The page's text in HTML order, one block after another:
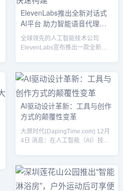
能产业以及大数据领域的布局，也
为各行各业的数字化转型提供了强
大助力。腾讯AI技术的新突破在此
的AI技术应用。其中，最为引人
注...
ElevenLabs推出全新对话式
AI平台 助力智能语音代理快
速构建
全球领先的人工智能技术公司
ElevenLabs宣布推出一款全新对
平台采用先进的自然语言处理和机
器学习技术，将极大提升客户服务
和企业效率，满足不同行业对智能
语音交互的多样化需求。随着人工
智能技术的迅猛发展，语音交互已
经成为提升用户体验和业务效率的
重要工具。ElevenLabs的新平台
为企业提供了强大的功能，支持从
AI驱动设计革新：工具与创作
方式的颠覆性变革
大屏时代(DapingTime.com) 12月
4日 消息：在人工智能（AI）技术
论是图像设计、UI/UX设计，还是
产品原型制作，AI的融入正在极大
地提升设计效率、丰富设计创作的